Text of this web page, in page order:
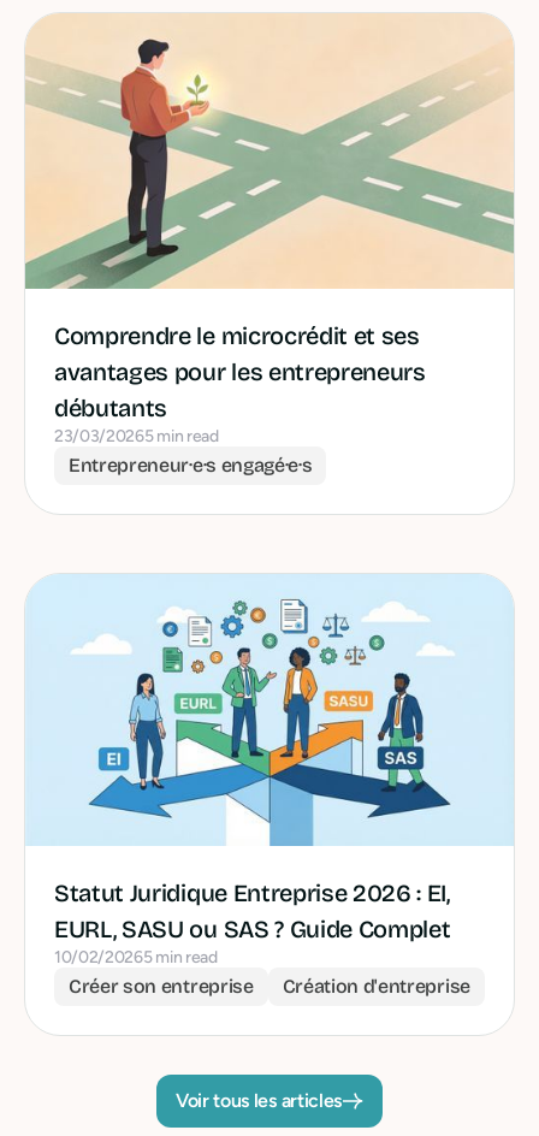
Comprendre le microcrédit et ses
avantages pour les entrepreneurs
débutants
23/03/20265 min read
Entrepreneur·e·s engagé·e·s
Statut Juridique Entreprise 2026 : EI,
EURL, SASU ou SAS ? Guide Complet
10/02/20265 min read
Créer son entreprise Création d'entreprise
Voir tous les articles